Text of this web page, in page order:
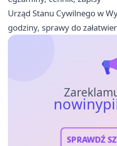
Urząd Stanu Cywilnego w
godziny, sprawy do
SPRAWDŹ